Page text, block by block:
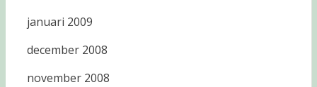
januari 2009
december 2008
november 2008